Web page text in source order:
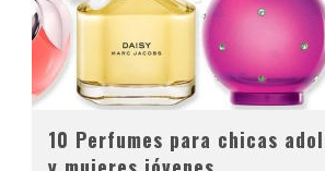
10 Perfumes para chicas